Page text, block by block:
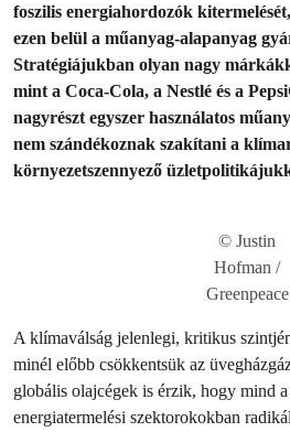
foszilis energiahordozók
ezen belül a műanyag-alapanyag
Stratégiájukban olyan nagy
mint a Coca-Cola, a Nestlé és a
nagyrészt egyszer használatos
nem szándékoznak szakítani a
környezetszennyező
© Justin
Hofman /
Greenpeace
A klímaválság jelenlegi, kritikus
minél előbb csökkentsük az
globális olajcégek is érzik, hogy mind
energiatermelési szektorokokban